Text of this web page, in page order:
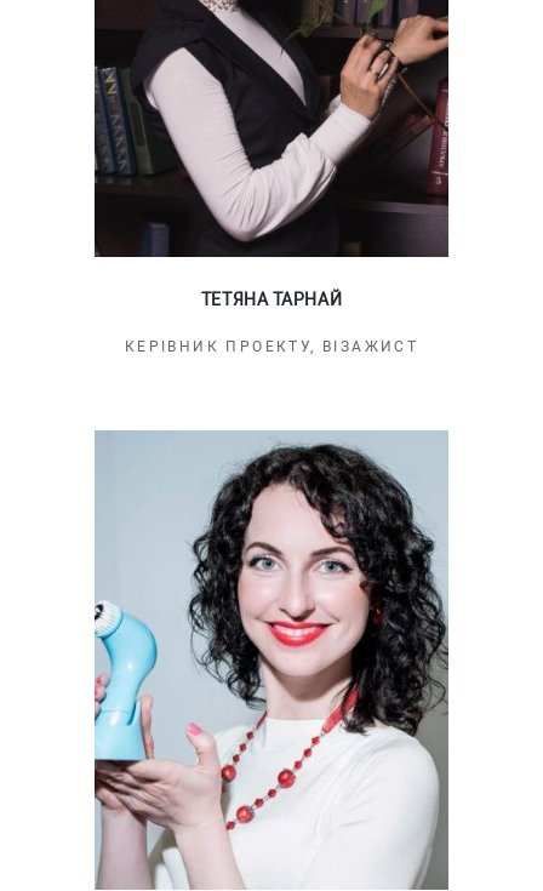
ТЕТЯНА ТАРНАЙ
КЕРІВНИК ПРОЕКТУ, ВІЗАЖИСТ